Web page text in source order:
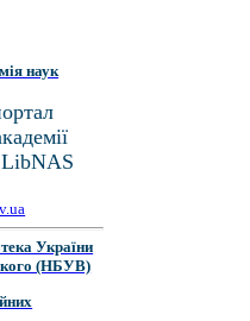
наук
LibNAS
України
(НБУВ)